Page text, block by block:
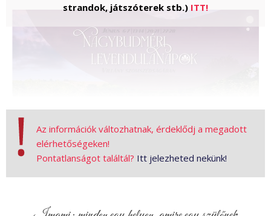
strandok, játszóterek stb.) ITT!
Ha szeretnétek egy napra kilépni a mindennapok
mókuskerekéből, és részt venni egy természetközeli
időszakát, látogassatok meg bennünket.
Az információk változhatnak, érdeklődj a megadott
elérhetőségeken!
Pontatlanságot találtál? Itt jelezheted nekünk!